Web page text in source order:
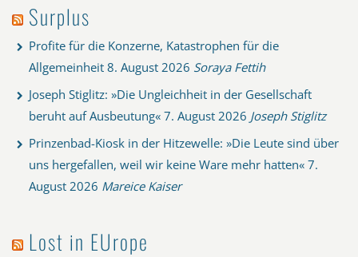
Surplus
Profite für die Konzerne, Katastrophen für die
Allgemeinheit 8. August 2026 Soraya Fettih
Joseph Stiglitz: »Die Ungleichheit in der Gesellschaft
beruht auf Ausbeutung« 7. August 2026 Joseph Stiglitz
Prinzenbad-Kiosk in der Hitzewelle: »Die Leute sind über
uns hergefallen, weil wir keine Ware mehr hatten« 7.
August 2026 Mareice Kaiser
Lost in EUrope